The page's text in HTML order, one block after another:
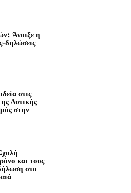
Άνοιξε η
δηλώσεις
στις
Δυτικής
στην
και τους
στο